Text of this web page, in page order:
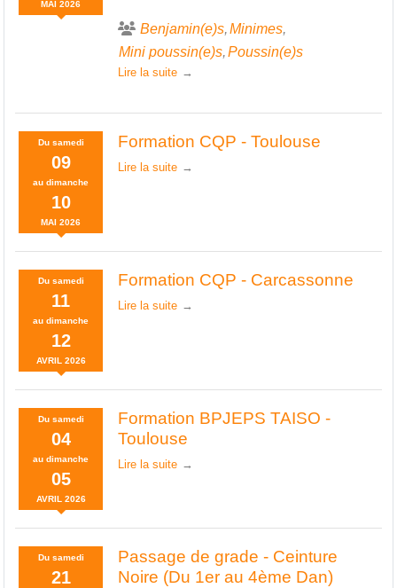
MAI 2026
Benjamin(e)s Minimes
Mini poussin(e)s Poussin(e)s
Lire la suite
Du samedi
09
audimanche
10
MAI 2026
Formation CQP - Toulouse
Lire la suite
Du samedi
11
audimanche
12
AVRIL 2026
Formation CQP - Carcassonne
Lire la suite
Du samedi
04
audimanche
05
AVRIL 2026
Formation BPJEPS TAISO -
Toulouse
Lire la suite
Du samedi
21
Passage de grade - Ceinture
Noire (Du 1er au 4ème Dan)